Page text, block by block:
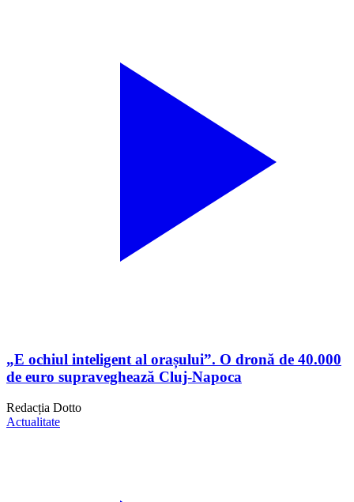
„E ochiul inteligent al orașului”. O dronă de 40.000
de euro supraveghează Cluj-Napoca
Redacția Dotto
Actualitate